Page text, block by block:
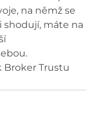
na němž se
shodují, máte na
Broker Trustu